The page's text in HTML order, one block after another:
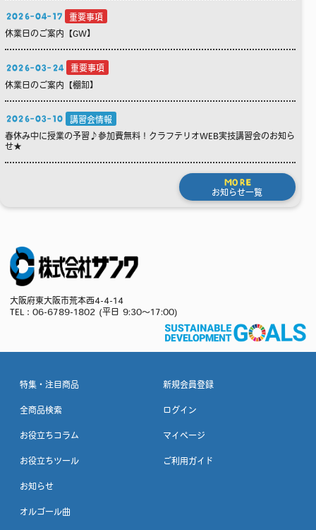
2026-04-17
重要事項
休業日のご案内【GW】
2026-03-24
重要事項
休業日のご案内【棚卸】
2026-03-10
講習会情報
春休み中に授業の予習♪参加費無料！クラフテリオWEB実技講習会のお知ら
せ★
MORE
お知らせ一覧
大阪府東大阪市荒本西4-4-14
TEL： 06-6789-1802 (平日 9:30～17:00)
特集・注目商品
全商品検索
お役立ちコラム
お役立ちツール
お知らせ
オルゴール曲
新規会員登録
ログイン
マイページ
ご利用ガイド